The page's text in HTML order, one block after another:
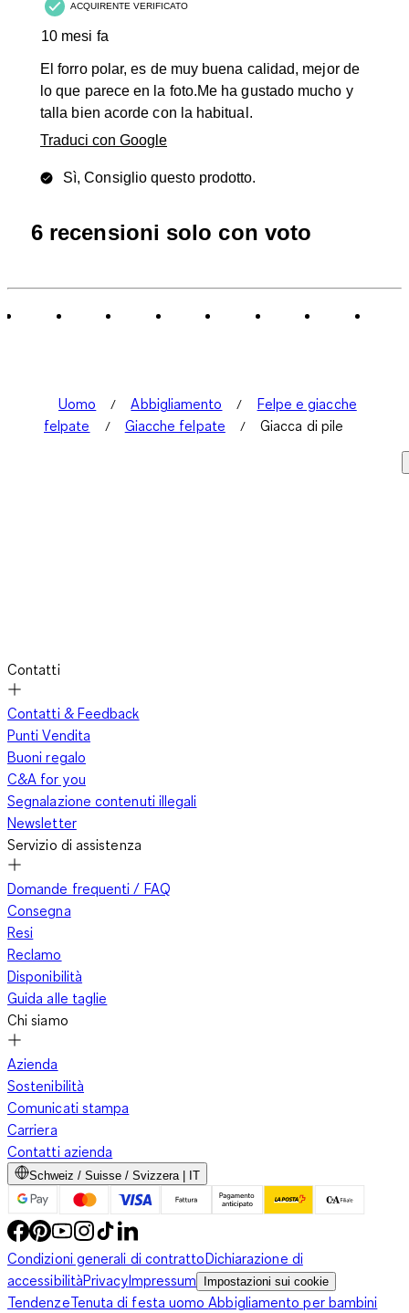
ACQUIRENTE VERIFICATO
10 mesi fa
El forro polar, es de muy buena calidad, mejor de
lo que parece en la foto.Me ha gustado mucho y
talla bien acorde con la habitual.
Traduci con Google
Sì, Consiglio questo prodotto.
6 recensioni solo con voto
Uomo Abbigliamento
Felpe e giacche
felpate
Giacche felpate Giacca di pile
Contatti
Contatti & Feedback
Punti Vendita
Buoni regalo
C&A for you
Segnalazione contenuti illegali
Newsletter
Servizio di assistenza
Domande frequenti / FAQ
Consegna
Resi
Reclamo
Disponibilità
Guida alle taglie
Chi siamo
Azienda
Sostenibilità
Comunicati stampa
Carriera
Contatti azienda
Schweiz / Suisse / Svizzera | IT
Condizioni generali di contrattoDichiarazione di
accessibilitàPrivacyImpressum Impostazioni sui cookie
TendenzeTenuta di festa uomoAbbigliamento per bambini